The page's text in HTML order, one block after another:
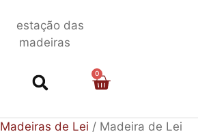
0
Madeiras de Lei / Madeira de Lei